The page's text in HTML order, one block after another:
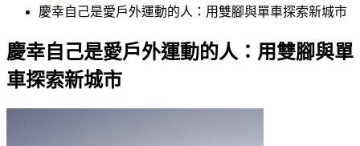
慶幸自己是愛戶外運動的人：用雙腳與單車探索新城市
慶幸自己是愛戶外運動的人：用雙腳與單
車探索新城市